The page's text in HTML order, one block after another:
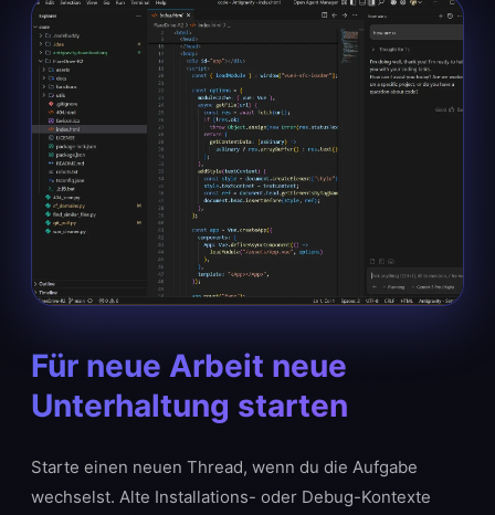
Für neue Arbeit neue
Unterhaltung starten
Starte einen neuen Thread, wenn du die Aufgabe
wechselst. Alte Installations- oder Debug-Kontexte